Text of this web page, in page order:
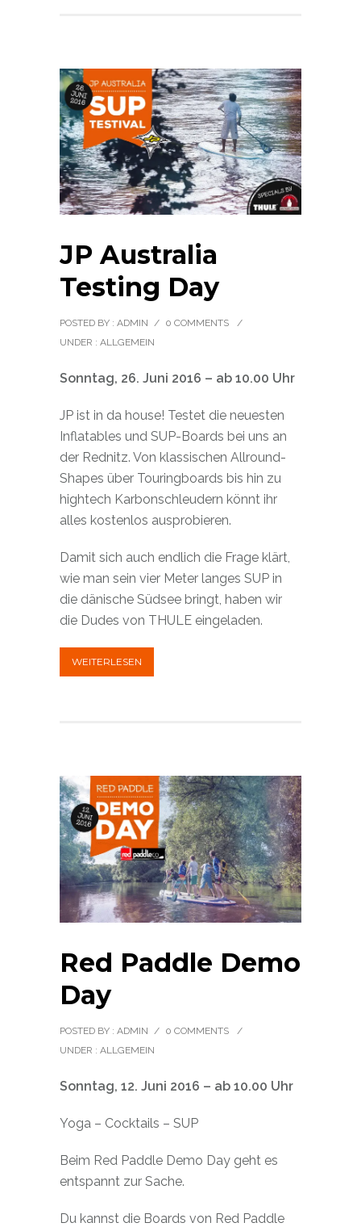
JP Australia
Testing Day
POSTED BY : ADMIN / 0 COMMENTS
/
UNDER : ALLGEMEIN
Sonntag, 26. Juni 2016 – ab 10.00 Uhr
JP ist in da house! Testet die neuesten
Inflatables und SUP-Boards bei uns an
der Rednitz. Von klassischen Allround-
Shapes über Touringboards bis hin zu
hightech Karbonschleudern könnt ihr
alles kostenlos ausprobieren.
Damit sich auch endlich die Frage klärt,
wie man sein vier Meter langes SUP in
die dänische Südsee bringt, haben wir
die Dudes von THULE eingeladen.
WEITERLESEN
Red Paddle Demo
Day
POSTED BY : ADMIN / 0 COMMENTS
/
UNDER : ALLGEMEIN
Sonntag, 12. Juni 2016 – ab 10.00 Uhr
Yoga – Cocktails – SUP
Beim Red Paddle Demo Day geht es
entspannt zur Sache.
Du kannst die Boards von Red Paddle